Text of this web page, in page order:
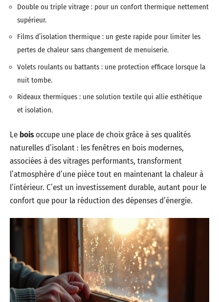
Double ou triple vitrage : pour un confort thermique nettement
supérieur.
Films d’isolation thermique : un geste rapide pour limiter les
pertes de chaleur sans changement de menuiserie.
Volets roulants ou battants : une protection efficace lorsque la
nuit tombe.
Rideaux thermiques : une solution textile qui allie esthétique
et isolation.
Leboisoccupe une place de choix grâce à ses qualités
naturelles d’isolant : les fenêtres en bois modernes,
associées à des vitrages performants, transforment
l’atmosphère d’une pièce tout en maintenant la chaleur à
l’intérieur. C’est un investissement durable, autant pour le
confort que pour la réduction des dépenses d’énergie.